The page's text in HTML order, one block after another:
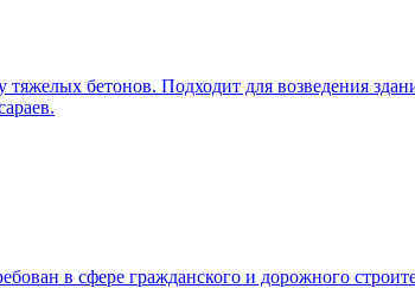
тяжелых бетонов. Подходит для возведения
в сфере гражданского и дорожного